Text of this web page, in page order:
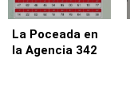
La Poceada en
la Agencia 342